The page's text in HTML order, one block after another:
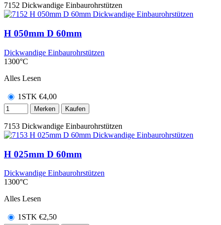
7152 Dickwandige Einbaurohrstützen
H 050mm D 60mm
Dickwandige Einbaurohrstützen
1300°C
Alles Lesen
1STK €4,00
Merken Kaufen
7153 Dickwandige Einbaurohrstützen
H 025mm D 60mm
Dickwandige Einbaurohrstützen
1300°C
Alles Lesen
1STK €2,50